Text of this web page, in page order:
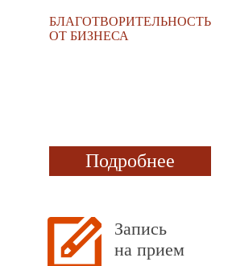
БЛАГОТВОРИТЕЛЬНОСТЬ
ОТ БИЗНЕСА
Подробнее
Запись
на прием